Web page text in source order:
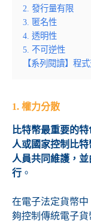
2. 發行量有限
3. 匿名性
4. 透明性
5. 不可逆性
【系列閱讀】程
1. 權力分散
比特幣最重要的
人或國家控制比
人員共同維護，
行 。
在電子法定貨幣
夠控制傳統電子